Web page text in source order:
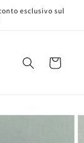
esclusivo sul
Carrello